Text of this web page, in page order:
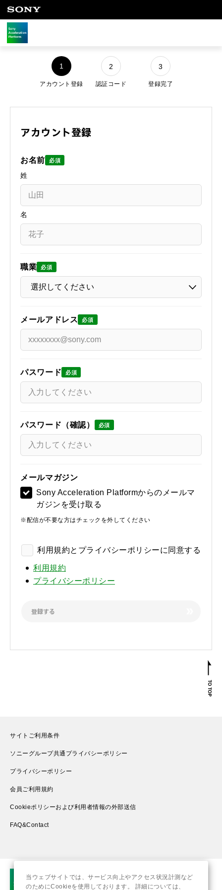
1
アカウント登録
2
認証コード
3
登録完了
アカウント登録
お名前 必須
姓
名
職業 必須
メールアドレス 必須
パスワード 必須
パスワード（確認） 必須
メールマガジン
Sony Acceleration Platformからのメールマ
ガジンを受け取る
※配信が不要な方はチェックを外してください
利用規約とプライバシーポリシーに同意する
利用規約
プライバシーポリシー
登録する
お問い合わせ
法人向けサービスに関するご相談・お問い合わせは以下のボタ
ンからお願いします（外部サイトにジャンプします）。
FAQ&個人お問い合わせは以下のボタンからお願いします。
FAQ & 個人お問い合わせ
サイトご利用条件
ソニーグループ共通プライバシーポリシー
プライバシーポリシー
会員ご利用規約
Cookieポリシーおよび利用者情報の外部送信
FAQ&Contact
当ウェブサイトでは、サービス向上やアクセス状況計測など
のためにCookieを使用しております。 詳細については、